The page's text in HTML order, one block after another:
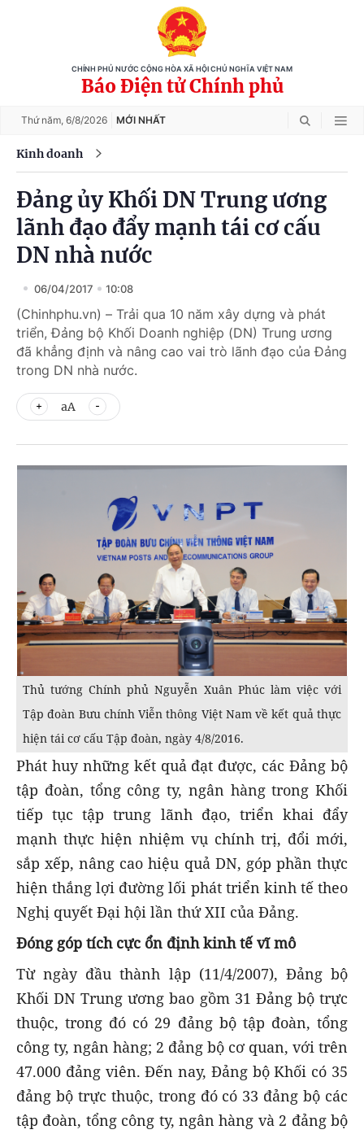
CHÍNH PHỦ NƯỚC CỘNG HÒA XÃ HỘI CHỦ NGHĨA VIỆT NAM
Báo Điện tử Chính phủ
Thứ năm, 6/8/2026 MỚI NHẤT
Kinh doanh
Đảng ủy Khối DN Trung ương
lãnh đạo đẩy mạnh tái cơ cấu
DN nhà nước
06/04/2017 10:08
(Chinhphu.vn) – Trải qua 10 năm xây dựng và phát
triển, Đảng bộ Khối Doanh nghiệp (DN) Trung ương
đã khẳng định và nâng cao vai trò lãnh đạo của Đảng
trong DN nhà nước.
aA
Thủ tướng Chính phủ Nguyễn Xuân Phúc làm việc với
Tập đoàn Bưu chính Viễn thông Việt Nam về kết quả thực
hiện tái cơ cấu Tập đoàn, ngày 4/8/2016.
Phát huy những kết quả đạt được, các Đảng bộ
tập đoàn, tổng công ty, ngân hàng trong Khối
tiếp tục tập trung lãnh đạo, triển khai đẩy
mạnh thực hiện nhiệm vụ chính trị, đổi mới,
sắp xếp, nâng cao hiệu quả DN, góp phần thực
hiện thắng lợi đường lối phát triển kinh tế theo
Nghị quyết Đại hội lần thứ XII của Đảng.
Đóng góp tích cực ổn định kinh tế vĩ mô
Từ ngày đầu thành lập (11/4/2007), Đảng bộ
Khối DN Trung ương bao gồm 31 Đảng bộ trực
thuộc, trong đó có 29 đảng bộ tập đoàn, tổng
công ty, ngân hàng; 2 đảng bộ cơ quan, với trên
47.000 đảng viên. Đến nay, Đảng bộ Khối có 35
đảng bộ trực thuộc, trong đó có 33 đảng bộ các
tập đoàn, tổng công ty, ngân hàng và 2 đảng bộ